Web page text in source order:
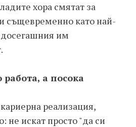
хора смятат за
същевременно като най-
досегашния им
работа, а посока
реализация,
не искат просто "да си